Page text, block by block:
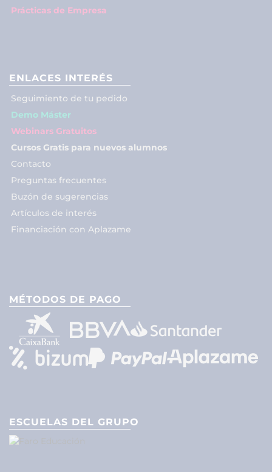
Prácticas de Empresa
ENLACES INTERÉS
Seguimiento de tu pedido
Demo Máster
Webinars Gratuitos
Cursos Gratis para nuevos alumnos
Contacto
Preguntas frecuentes
Buzón de sugerencias
Artículos de interés
Financiación con Aplazame
MÉTODOS DE PAGO
ESCUELAS DEL GRUPO